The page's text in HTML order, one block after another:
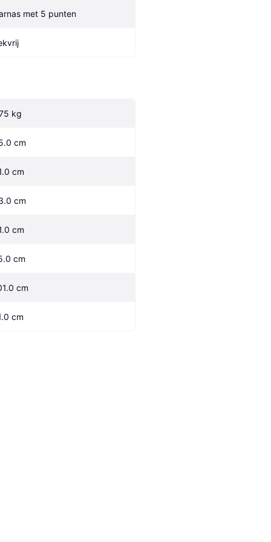
met 5 punten
kg
cm
cm
cm
cm
cm
cm
cm